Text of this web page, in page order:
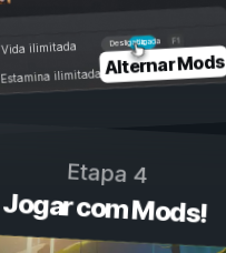
Ligada
Desligada
Vida ilimitada
Estamina ilimitadaAlternar Mods
Etapa 4
Jogar com Mods!